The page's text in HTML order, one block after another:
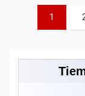
Paginación
1